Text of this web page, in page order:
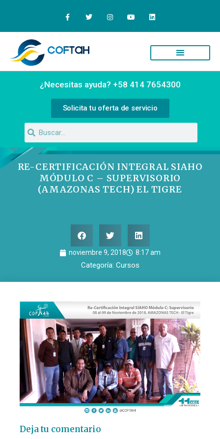
¿Necesitas ayuda? +58 414 7654300
Solicita tu oferta de servicio
RE-CERTIFICACIÓN INTEGRAL SIAHO
MÓDULO C – SUPERVISORIO
(AMAZONAS TECH) EL TIGRE
noviembre 9, 2018 8:17 am
Categoría: Cursos
Deja tu comentario